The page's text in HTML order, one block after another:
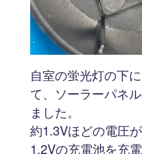
自室の蛍光灯の下
て、ソーラーパネ
ました。
約1.3Vほどの電圧
1.2Vの充電池を充